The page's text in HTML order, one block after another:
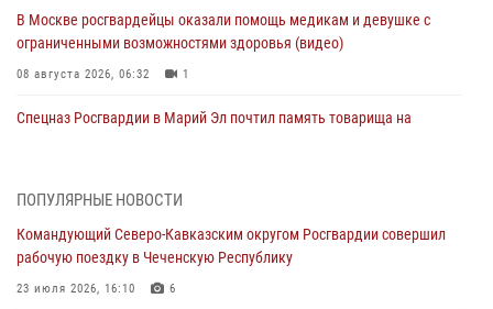
В Москве росгвардейцы оказали помощь медикам и девушке с
ограниченными возможностями здоровья (видео)
08 августа 2026, 06:32 1
Спецназ Росгвардии в Марий Эл почтил память товарища на
турнирами, мастер-классами и легкоатлетическими забегами
08 августа 2026, 06:03
ПОПУЛЯРНЫЕ НОВОСТИ
Командующий Северо-Кавказским округом Росгвардии совершил
рабочую поездку в Чеченскую Республику
23 июля 2026, 16:10 6